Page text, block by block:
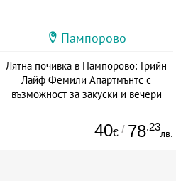
Пампорово
Лятна почивка в Пампорово: Грийн
Лайф Фемили Апартмънтс с
възможност за закуски и вечери
40€ / 78.23
лв.